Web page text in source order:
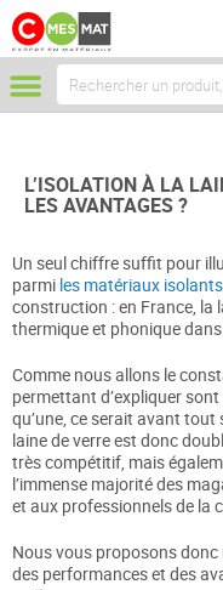
L’ISOLATION À LA
LES AVANTAGES ?
Un seul chiffre suffit pour
parmi les matériaux
construction : en France, la
thermique et phonique
Comme nous allons le
permettant d’expliquer
qu’une, ce serait avant tout
laine de verre est donc
très compétitif, mais
l’immense majorité des
et aux professionnels de la
Nous vous proposons
des performances et des